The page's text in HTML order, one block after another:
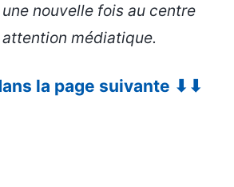
nouvelle fois au centre
médiatique.
la page suivante ⬇⬇